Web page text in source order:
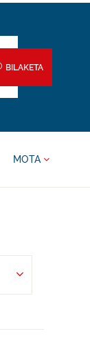
BILAKETA
MOTA